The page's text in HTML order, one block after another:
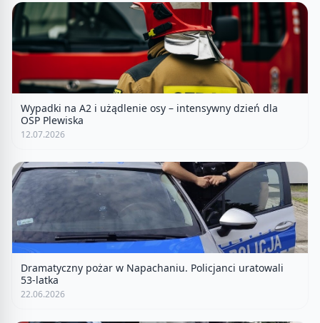
Wypadki na A2 i użądlenie osy – intensywny dzień dla
OSP Plewiska
12.07.2026
Dramatyczny pożar w Napachaniu. Policjanci uratowali
53-latka
22.06.2026